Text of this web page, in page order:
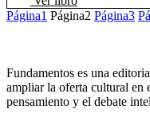
Página1 Página2 Página3
Fundamentos es una
ampliar la oferta cultural en
pensamiento y el debate